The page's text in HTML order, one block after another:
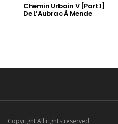
Chemin Urbain V [Part.1]
De L’Aubrac À Mende
Copyright All rights reserved